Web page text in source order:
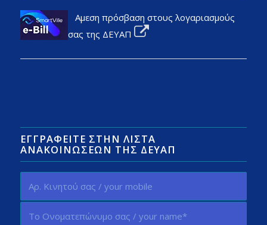
Αμεση πρόσβαση στους λογαριασμούς
σας της ΔΕΥΑΠ
ΕΓΓΡΑΦΕΊΤΕ ΣΤΗΝ ΛΊΣΤΑ
ΑΝΑΚΟΙΝΏΣΕΩΝ ΤΗΣ ΔΕΥΑΠ